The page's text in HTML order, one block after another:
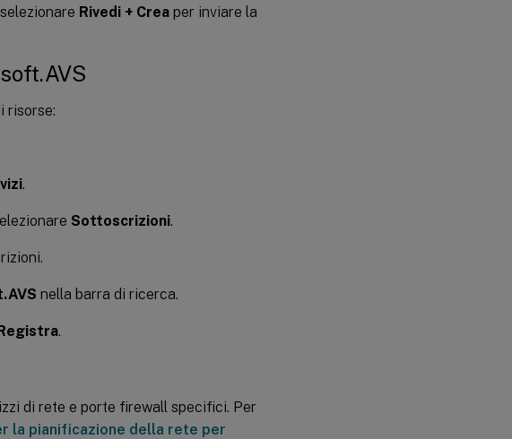
Rivedi + Crea per inviare la
risorse:
.
Sottoscrizioni.
nella barra di ricerca.
.
di rete e porte firewall specifici. Per
la pianificazione della rete per